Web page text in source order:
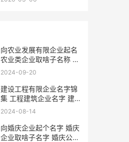
向农业发展有限企业起名
农业类企业取啥子名称 发
展 农业
2024-09-20
建设工程有限企业名字锦
集 工程建筑企业名字 建
设工程有限公司属于什么
2024-08-14
向婚庆企业起个名字 婚庆
企业取啥子名字 婚庆公司